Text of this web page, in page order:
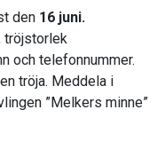
den 16 juni.
tröjstorlek
och telefonnummer.
tröja. Meddela i
”Melkers minne”